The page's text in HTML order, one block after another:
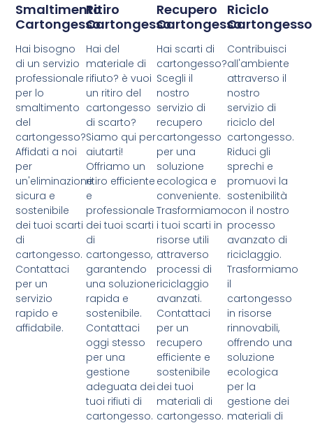
Smaltimento
Cartongesso
Hai bisogno
di un servizio
professionale
per lo
smaltimento
del
cartongesso?
Affidati a noi
per
un'eliminazione
sicura e
sostenibile
dei tuoi scarti
di
cartongesso.
Contattaci
per un
servizio
rapido e
affidabile.
Ritiro
Cartongesso
Hai del
materiale di
rifiuto? è vuoi
un ritiro del
cartongesso
di scarto?
Siamo qui per
aiutarti!
Offriamo un
ritiro efficiente
e
professionale
dei tuoi scarti
di
cartongesso,
garantendo
una soluzione
rapida e
sostenibile.
Contattaci
oggi stesso
per una
gestione
adeguata dei
tuoi rifiuti di
cartongesso.
Recupero
Cartongesso
Hai scarti di
cartongesso?
Scegli il
nostro
servizio di
recupero
cartongesso
per una
soluzione
ecologica e
conveniente.
Trasformiamo
i tuoi scarti in
risorse utili
attraverso
processi di
riciclaggio
avanzati.
Contattaci
per un
recupero
efficiente e
sostenibile
dei tuoi
materiali di
cartongesso.
Riciclo
Cartongesso
Contribuisci
all'ambiente
attraverso il
nostro
servizio di
riciclo del
cartongesso.
Riduci gli
sprechi e
promuovi la
sostenibilità
con il nostro
processo
avanzato di
riciclaggio.
Trasformiamo
il
cartongesso
in risorse
rinnovabili,
offrendo una
soluzione
ecologica
per la
gestione dei
materiali di